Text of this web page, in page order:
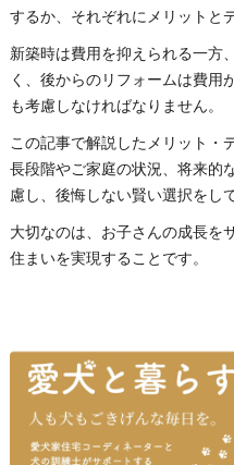
するか、それぞれにメリットと
新築時は費用を抑えられる一方
く、後からのリフォームは費用
も考慮しなければなりません。
この記事で解説したメリット・
長段階やご家庭の状況、将来的
慮し、後悔しない賢い選択をし
大切なのは、お子さんの成長を
住まいを実現することです。